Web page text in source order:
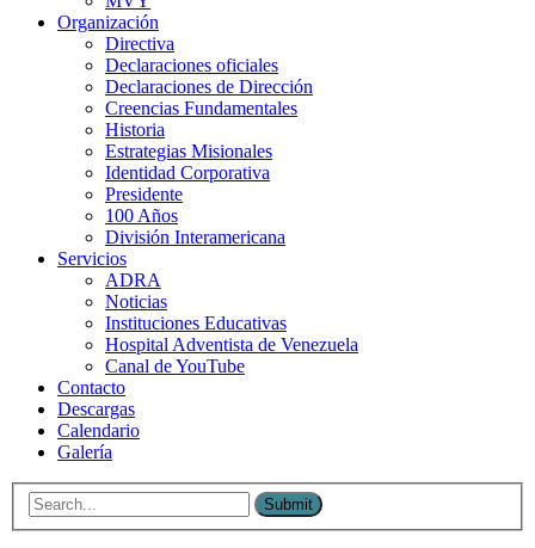
Organización
Directiva
Declaraciones oficiales
Declaraciones de Dirección
Creencias Fundamentales
Historia
Estrategias Misionales
Identidad Corporativa
Presidente
100 Años
División Interamericana
Servicios
ADRA
Noticias
Instituciones Educativas
Hospital Adventista de Venezuela
Canal de YouTube
Contacto
Descargas
Calendario
Galería
Submit